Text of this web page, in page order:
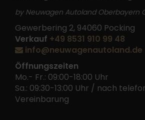
by Neuwagen Autoland Oberbayern
Gewerbering 2, 94060 Pocking
Verkauf +49 8531 910 99 48
info@neuwagenautoland.de
Öffnungszeiten
Mo.- Fr.: 09:00-18:00 Uhr
Sa.: 09:30-13:00 Uhr / nach
Vereinbarung